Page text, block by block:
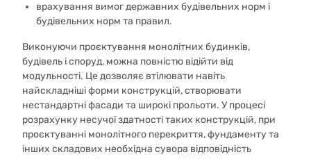
врахування вимог державних будівельних норм і
будівельних норм та правил.
Виконуючи проєктування монолітних будинків,
будівель і споруд, можна повністю відійти від
модульності. Це дозволяє втілювати навіть
найскладніші форми конструкцій, створювати
нестандартні фасади та широкі прольоти. У процесі
розрахунку несучої здатності таких конструкцій, при
проєктуванні монолітного перекриття, фундаменту та
інших складових необхідна сувора відповідність